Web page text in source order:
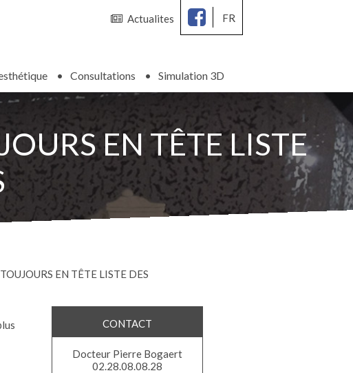
Actualites FR
Consultations Simulation 3D
EN TÊTE LISTE
EN TÊTE LISTE DES
CONTACT
Docteur Pierre Bogaert
02.28.08.08.28